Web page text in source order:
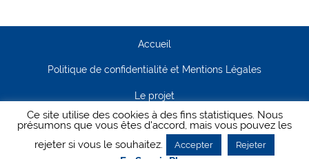
Accueil
Politique de confidentialité et Mentions Légales
Le projet
Contact
Ce site utilise des cookies à des fins statistiques. Nous
présumons que vous êtes d'accord, mais vous pouvez les
rejeter si vous le souhaitez.
Accepter Rejeter